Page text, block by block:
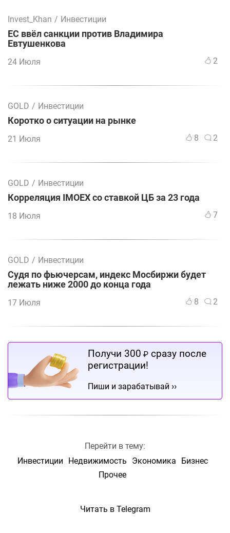
Invest_Khan / Инвестиции
ЕС ввёл санкции против Владимира
Евтушенкова
24 Июля 2
GOLD / Инвестиции
Коротко о ситуации на рынке
21 Июля 8 2
GOLD / Инвестиции
Корреляция IMOEX со ставкой ЦБ за 23 года
18 Июля 7
GOLD / Инвестиции
Судя по фьючерсам, индекс Мосбиржи будет
лежать ниже 2000 до конца года
17 Июля 8 2
Получи 300 ₽ сразу после
регистрации!
Пиши и зарабатывай ››
Перейти в тему:
Инвестиции
Недвижимость Экономика
Бизнес
Прочее
Читать в Telegram